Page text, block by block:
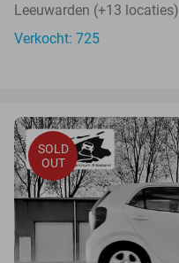
Leeuwarden (+13 locaties)
Verkocht: 725
SOLD
OUT